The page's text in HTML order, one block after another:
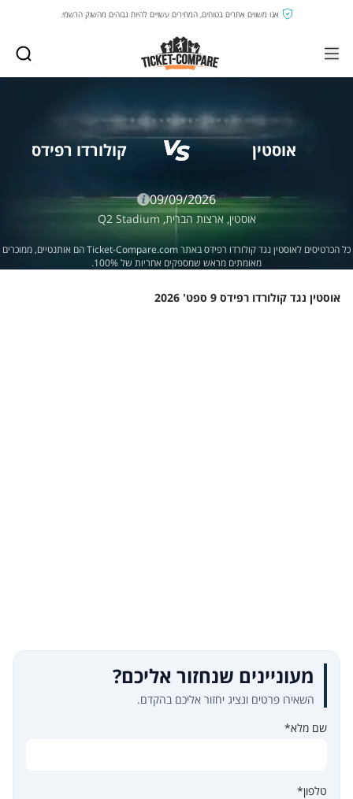
אנו משווים אתרים בטוחים, המחירים עשויים להיות גבוהים מהשוק הרשמי.
אוסטין קולורדו רפידס
09/09/2026
אוסטין, ארצות הברית, Q2 Stadium
כל הכרטיסים לאוסטין נגד קולורדו רפידס באתר Ticket-Compare.com הם אותנטיים, ממוכרים
מאומתים מראש שמספקים אחריות של 100%.
אוסטין נגד קולורדו רפידס 9 ספט' 2026
מעוניינים שנחזור אליכם?
השאירו פרטים ונציג יחזור אליכם בהקדם.
שם מלא*
טלפון*